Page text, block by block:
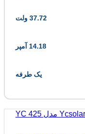
37.72 ولت
14.18 آمپر
یک طرفه